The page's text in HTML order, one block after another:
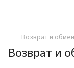
Возврат и обмен
Возврат и